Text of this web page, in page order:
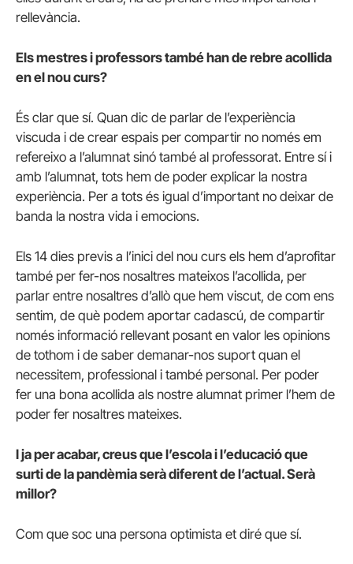
rellevància.
Els mestres i professors també han de rebre acollida
en el nou curs?
És clar que sí. Quan dic de parlar de l’experiència
viscuda i de crear espais per compartir no només em
refereixo a l’alumnat sinó també al professorat. Entre sí i
amb l’alumnat, tots hem de poder explicar la nostra
experiència. Per a tots és igual d’important no deixar de
banda la nostra vida i emocions.
Els 14 dies previs a l’inici del nou curs els hem d’aprofitar
també per fer-nos nosaltres mateixos l’acollida, per
parlar entre nosaltres d’allò que hem viscut, de com ens
sentim, de què podem aportar cadascú, de compartir
només informació rellevant posant en valor les opinions
de tothom i de saber demanar-nos suport quan el
necessitem, professional i també personal. Per poder
fer una bona acollida als nostre alumnat primer l’hem de
poder fer nosaltres mateixes.
I ja per acabar, creus que l’escola i l’educació que
surti de la pandèmia serà diferent de l’actual. Serà
millor?
Com que soc una persona optimista et diré que sí.